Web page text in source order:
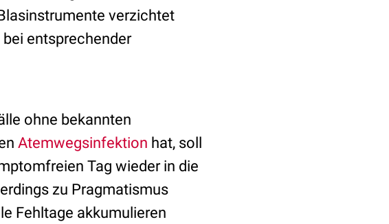
verzichtet
entsprechender
ohne bekannten
Atemwegsinfektion hat, soll
Tag wieder in die
zu Pragmatismus
Fehltage akkumulieren